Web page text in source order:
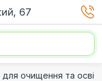
67
для очищення та